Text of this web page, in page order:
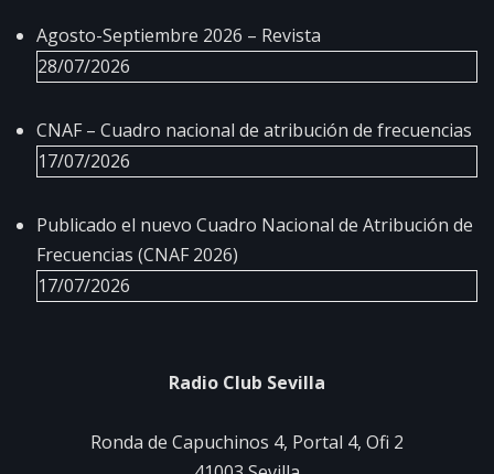
Agosto-Septiembre 2026 – Revista
28/07/2026
CNAF – Cuadro nacional de atribución de frecuencias
17/07/2026
Publicado el nuevo Cuadro Nacional de Atribución de
Frecuencias (CNAF 2026)
17/07/2026
Radio Club Sevilla
Ronda de Capuchinos 4, Portal 4, Ofi 2